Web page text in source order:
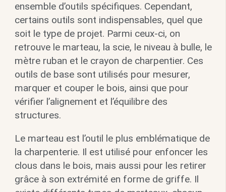
ensemble d’outils spécifiques. Cependant,
certains outils sont indispensables, quel que
soit le type de projet. Parmi ceux-ci, on
retrouve le marteau, la scie, le niveau à bulle, le
mètre ruban et le crayon de charpentier. Ces
outils de base sont utilisés pour mesurer,
marquer et couper le bois, ainsi que pour
vérifier l’alignement et l’équilibre des
structures.
Le marteau est l’outil le plus emblématique de
la charpenterie. Il est utilisé pour enfoncer les
clous dans le bois, mais aussi pour les retirer
grâce à son extrémité en forme de griffe. Il